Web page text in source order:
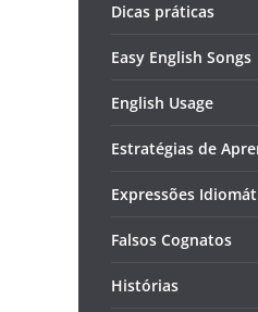
Dicas práticas
Easy English Songs
English Usage
Estratégias de
Expressões
Falsos Cognatos
Histórias